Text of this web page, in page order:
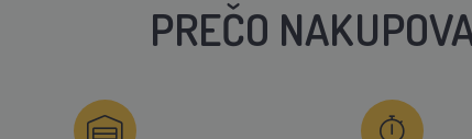
PREČO